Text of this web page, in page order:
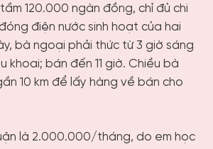
120.000 ngàn đồng, chỉ đủ chi
điện nước sinh hoạt của hai
bà ngoại phải thức từ 3 giờ sáng
khoai; bán đến 11 giờ. Chiều bà
10 km để lấy hàng về bán cho
là 2.000.000/tháng, do em học